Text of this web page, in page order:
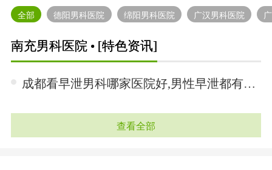
全部 德阳男科医院 绵阳男科医院 广汉男科医院
南充男科医院 • [特色资讯]
成都看早泄男科哪家医院好,男性早泄都有哪些症状表现•「2024-12-12」
查看全部